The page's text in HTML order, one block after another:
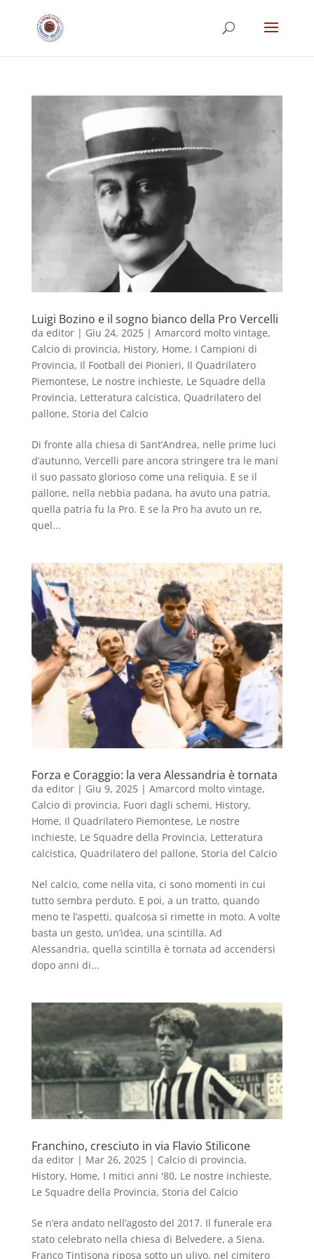
Luigi Bozino e il sogno bianco della Pro Vercelli
da editor| Giu 24, 2025| Amarcord molto vintage,
Calcio di provincia, History, Home, I Campioni di
Provincia, Il Football dei Pionieri, Il Quadrilatero
Piemontese, Le nostre inchieste, Le Squadre della
Provincia, Letteratura calcistica, Quadrilatero del
pallone, Storia del Calcio
Di fronte alla chiesa di Sant’Andrea, nelle prime luci
d’autunno, Vercelli pare ancora stringere tra le mani
il suo passato glorioso come una reliquia. E se il
pallone, nella nebbia padana, ha avuto una patria,
quella patria fu la Pro. E se la Pro ha avuto un re,
quel...
Forza e Coraggio: la vera Alessandria è tornata
da editor| Giu 9, 2025| Amarcord molto vintage,
Calcio di provincia, Fuori dagli schemi, History,
Home, Il Quadrilatero Piemontese, Le nostre
inchieste, Le Squadre della Provincia, Letteratura
calcistica, Quadrilatero del pallone, Storia del Calcio
Nel calcio, come nella vita, ci sono momenti in cui
tutto sembra perduto. E poi, a un tratto, quando
meno te l’aspetti, qualcosa si rimette in moto. A volte
basta un gesto, un’idea, una scintilla. Ad
Alessandria, quella scintilla è tornata ad accendersi
dopo anni di...
Franchino, cresciuto in via Flavio Stilicone
da editor| Mar 26, 2025| Calcio di provincia,
History, Home, I mitici anni '80, Le nostre inchieste,
Le Squadre della Provincia, Storia del Calcio
Se n’era andato nell’agosto del 2017. Il funerale era
stato celebrato nella chiesa di Belvedere, a Siena.
Franco Tintisona riposa sotto un ulivo, nel cimitero